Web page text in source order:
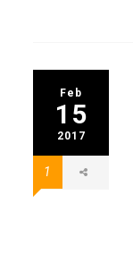
Feb
15
2017
1